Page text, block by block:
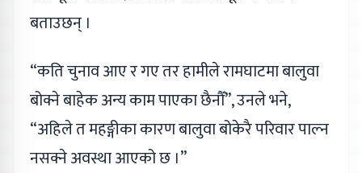
बताउछन् ।
“कति चुनाव आए र गए तर हामीले रामघाटमा बालुवा
बोक्ने बाहेक अन्य काम पाएका छैनौँ”, उनले भने,
“अहिले त महङ्गीका कारण बालुवा बोकेरै परिवार पाल्न
नसक्ने अवस्था आएको छ ।”